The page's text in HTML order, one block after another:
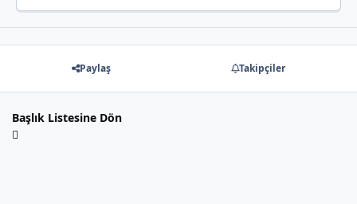
Paylaş Takipçiler
Başlık Listesine Dön